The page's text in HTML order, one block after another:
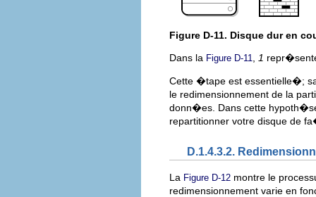
Figure D-11. Disque dur en
Dans la Figure D-11, 1
Cette �tape est essentielle�;
le redimensionnement de la
donn�es. Dans cette
repartitionner votre disque de
D.1.4.3.2.
La Figure D-12 montre le
redimensionnement varie en